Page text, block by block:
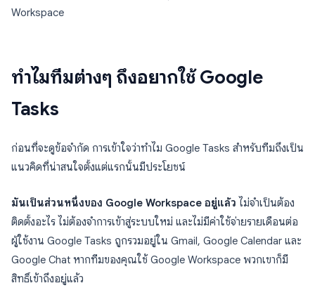
Workspace
ทำไมทีมต่างๆ ถึงอยากใช้ Google
Tasks
ก่อนที่จะดูข้อจำกัด การเข้าใจว่าทำไม Google Tasks สำหรับทีมถึงเป็น
แนวคิดที่น่าสนใจตั้งแต่แรกนั้นมีประโยชน์
มันเป็นส่วนหนึ่งของ Google Workspace อยู่แล้ว ไม่จำเป็นต้อง
ติดตั้งอะไร ไม่ต้องจำการเข้าสู่ระบบใหม่ และไม่มีค่าใช้จ่ายรายเดือนต่อ
ผู้ใช้งาน Google Tasks ถูกรวมอยู่ใน Gmail, Google Calendar และ
Google Chat หากทีมของคุณใช้ Google Workspace พวกเขาก็มี
สิทธิ์เข้าถึงอยู่แล้ว